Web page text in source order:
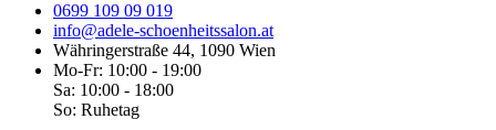
0699 109 09 019
info@adele-schoenheitssalon.at
Währingerstraße 44, 1090 Wien
Mo-Fr: 10:00 - 19:00
Sa: 10:00 - 18:00
So: Ruhetag